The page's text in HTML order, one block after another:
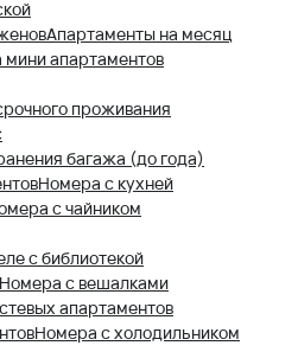
Апартаменты на месяц
апартаментов
проживания
багажа (до года)
Номера с кухней
с чайником
с библиотекой
Номера с вешалками
апартаментов
Номера с холодильником